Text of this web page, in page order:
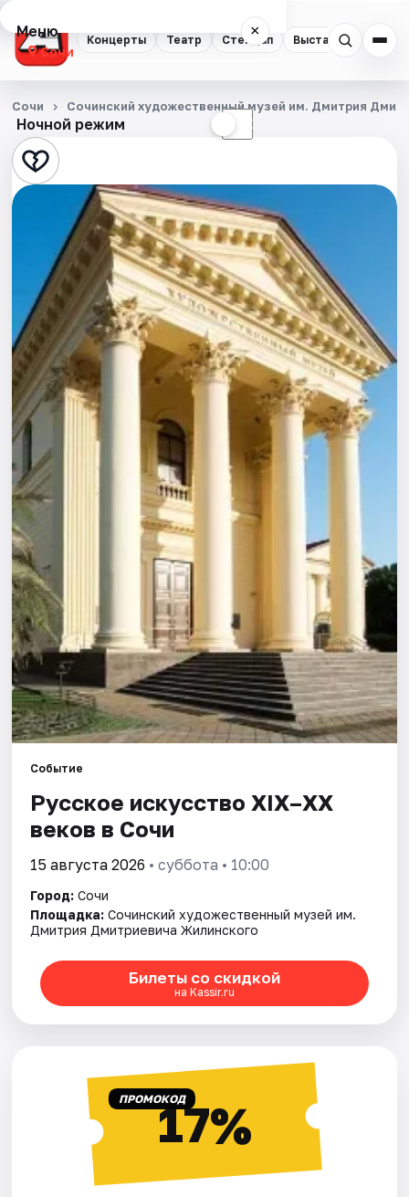
Концерты Театр Стендап Выставки
Меню ×
Сочи
Концерты
Театр
Стендап
Выставки
Квесты
Экскурсии
Спорт
События
Города
Площадки
Артисты
Рейтинги
Ночной режим ☾
Сочи Сочинский художественный музей им. Дмитрия
Событие
Русское искусство XIX–XX
веков в Сочи
15 августа 2026 • суббота • 10:00
Город: Сочи
Площадка: Сочинский художественный музей им.
Дмитрия Дмитриевича Жилинского
Билеты со скидкой
на Kassir.ru
ПРОМОКОД17%